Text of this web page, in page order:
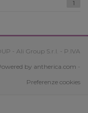
1
- Ali Group S.r.l. - P.IVA
by antherica.com -
Preferenze cookies